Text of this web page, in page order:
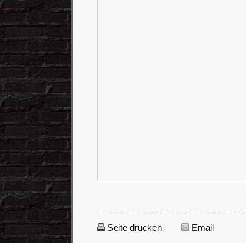
Seite drucken Email